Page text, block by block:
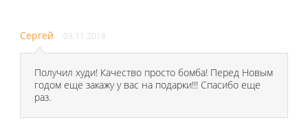
Сергей 03.11.2018
Получил худи! Качество просто бомба! Перед Новым
годом еще закажу у вас на подарки!!! Спасибо еще
раз.